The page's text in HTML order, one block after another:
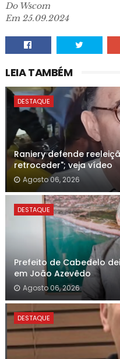
Do Wscom
Em 25.09.2024
LEIA TAMBÉM
DESTAQUE
Raniery defende
retroceder"; veja vídeo
Agosto 06, 2026
DESTAQUE
Prefeito de Cabedelo
em João Azevêdo
Agosto 06, 2026
DESTAQUE